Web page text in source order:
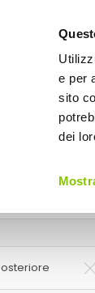
e per
sito
deiBICI
- Protezione
posteriore